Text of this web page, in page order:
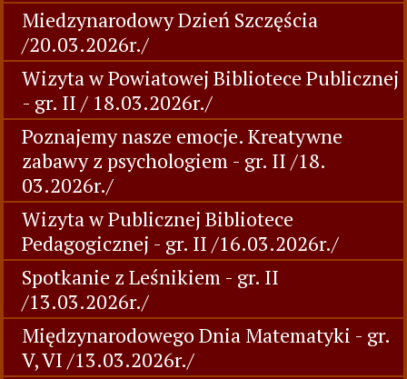
Miedzynarodowy Dzień Szczęścia
/20.03.2026r./
Wizyta w Powiatowej Bibliotece Publicznej
- gr. II / 18.03.2026r./
Poznajemy nasze emocje. Kreatywne
zabawy z psychologiem - gr. II /18.
03.2026r./
Wizyta w Publicznej Bibliotece
Pedagogicznej - gr. II /16.03.2026r./
Spotkanie z Leśnikiem - gr. II
/13.03.2026r./
Międzynarodowego Dnia Matematyki - gr.
V, VI /13.03.2026r./